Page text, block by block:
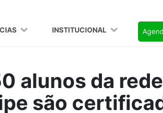
INSTITUCIONAL
alunos da
são